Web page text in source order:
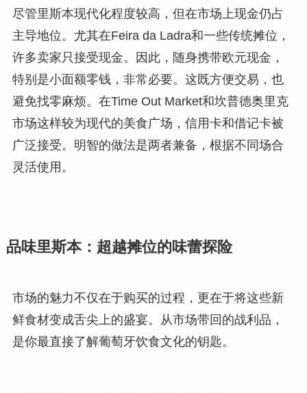
尽管里斯本现代化程度较高，但在市场上现金仍占
主导地位。尤其在Feira da Ladra和一些传统摊位，
许多卖家只接受现金。因此，随身携带欧元现金，
特别是小面额零钱，非常必要。这既方便交易，也
避免找零麻烦。在Time Out Market和坎普德奥里克
市场这样较为现代的美食广场，信用卡和借记卡被
广泛接受。明智的做法是两者兼备，根据不同场合
灵活使用。
品味里斯本：超越摊位的味蕾探险
市场的魅力不仅在于购买的过程，更在于将这些新
鲜食材变成舌尖上的盛宴。从市场带回的战利品，
是你最直接了解葡萄牙饮食文化的钥匙。